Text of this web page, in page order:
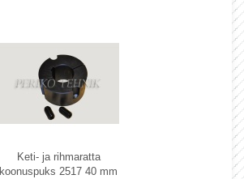
Keti- ja rihmaratta
koonuspuks 2517 40 mm